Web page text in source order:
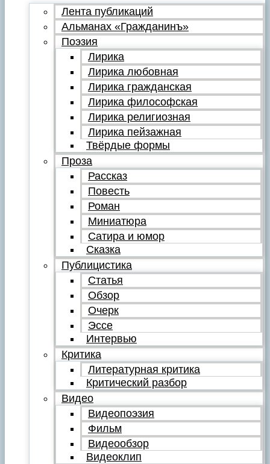
Лента публикаций
Альманах «Гражданинъ»
Поэзия
Лирика
Лирика любовная
Лирика гражданская
Лирика философская
Лирика религиозная
Лирика пейзажная
Твёрдые формы
Проза
Рассказ
Повесть
Роман
Миниатюра
Сатира и юмор
Сказка
Публицистика
Статья
Обзор
Очерк
Эссе
Интервью
Критика
Литературная критика
Критический разбор
Видео
Видеопоэзия
Фильм
Видеообзор
Видеоклип